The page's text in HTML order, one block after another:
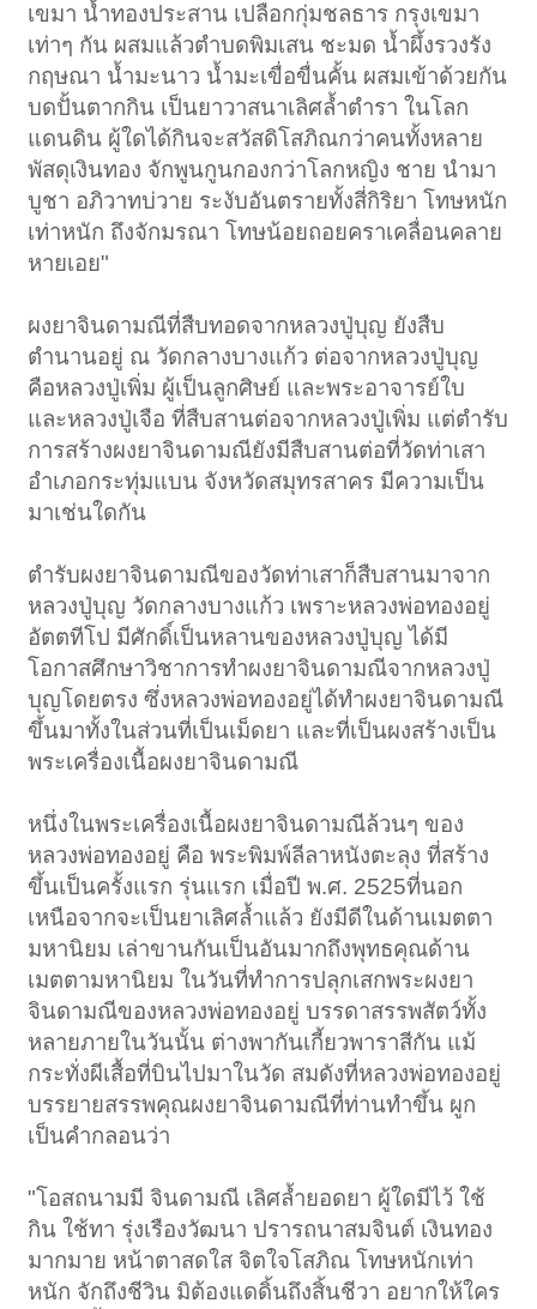
เขมา น้ำทองประสาน เปลือกกุ่มชลธาร กรุงเขมา
เท่าๆ กัน ผสมแล้วตำบดพิมเสน ชะมด น้ำผึ้งรวงรัง
กฤษณา น้ำมะนาว น้ำมะเขื่อขื่นคั้น ผสมเข้าด้วยกัน
บดปั้นตากกิน เป็นยาวาสนาเลิศล้ำตำรา ในโลก
แดนดิน ผู้ใดได้กินจะสวัสดิโสภิณกว่าคนทั้งหลาย
พัสดุเงินทอง จักพูนกูนกองกว่าโลกหญิง ชาย นำมา
บูชา อภิวาทบ่วาย ระงับอันตรายทั้งสี่กิริยา โทษหนัก
เท่าหนัก ถึงจักมรณา โทษน้อยถอยคราเคลื่อนคลาย
หายเอย"
ผงยาจินดามณีที่สืบทอดจากหลวงปู่บุญ ยังสืบ
ตำนานอยู่ ณ วัดกลางบางแก้ว ต่อจากหลวงปู่บุญ
คือหลวงปู่เพิ่ม ผู้เป็นลูกศิษย์ และพระอาจารย์ใบ
และหลวงปู่เจือ ที่สืบสานต่อจากหลวงปู่เพิ่ม แต่ตำรับ
การสร้างผงยาจินดามณียังมีสืบสานต่อที่วัดท่าเสา
อำเภอกระทุ่มแบน จังหวัดสมุทรสาคร มีความเป็น
มาเช่นใดกัน
ตำรับผงยาจินดามณีของวัดท่าเสาก็สืบสานมาจาก
หลวงปู่บุญ วัดกลางบางแก้ว เพราะหลวงพ่อทองอยู่
อัตตทีโป มีศักดิ์เป็นหลานของหลวงปู่บุญ ได้มี
โอกาสศึกษาวิชาการทำผงยาจินดามณีจากหลวงปู่
บุญโดยตรง ซึ่งหลวงพ่อทองอยู่ได้ทำผงยาจินดามณี
ขึ้นมาทั้งในส่วนที่เป็นเม็ดยา และที่เป็นผงสร้างเป็น
พระเครื่องเนื้อผงยาจินดามณี
หนึ่งในพระเครื่องเนื้อผงยาจินดามณีล้วนๆ ของ
หลวงพ่อทองอยู่ คือ พระพิมพ์ลีลาหนังตะลุง ที่สร้าง
ขึ้นเป็นครั้งแรก รุ่นแรก เมื่อปี พ.ศ. 2525ที่นอก
เหนือจากจะเป็นยาเลิศล้ำแล้ว ยังมีดีในด้านเมตตา
มหานิยม เล่าขานกันเป็นอันมากถึงพุทธคุณด้าน
เมตตามหานิยม ในวันที่ทำการปลุกเสกพระผงยา
จินดามณีของหลวงพ่อทองอยู่ บรรดาสรรพสัตว์ทั้ง
หลายภายในวันนั้น ต่างพากันเกี้ยวพาราสีกัน แม้
กระทั่งผีเสื้อที่บินไปมาในวัด สมดังที่หลวงพ่อทองอยู่
บรรยายสรรพคุณผงยาจินดามณีที่ท่านทำขึ้น ผูก
เป็นคำกลอนว่า
"โอสถนามมี จินดามณี เลิศล้ำยอดยา ผู้ใดมีไว้ ใช้
กิน ใช้ทา รุ่งเรืองวัฒนา ปรารถนาสมจินต์ เงินทอง
มากมาย หน้าตาสดใส จิตใจโสภิณ โทษหนักเท่า
หนัก จักถึงชีวิน มิต้องแดดิ้นถึงสิ้นชีวา อยากให้ใคร